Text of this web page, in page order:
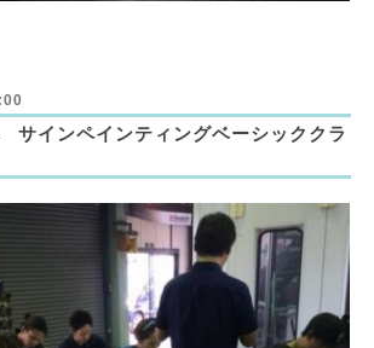
サインペインティングベーシッククラ